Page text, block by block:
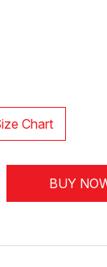
Size Chart
BUY